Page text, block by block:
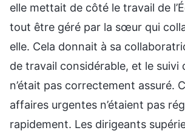
elle mettait de côté le travail de
tout être géré par la sœur qui
elle. Cela donnait à sa
de travail considérable, et le suivi
n’était pas correctement assuré.
affaires urgentes n’étaient pas
rapidement. Les dirigeants